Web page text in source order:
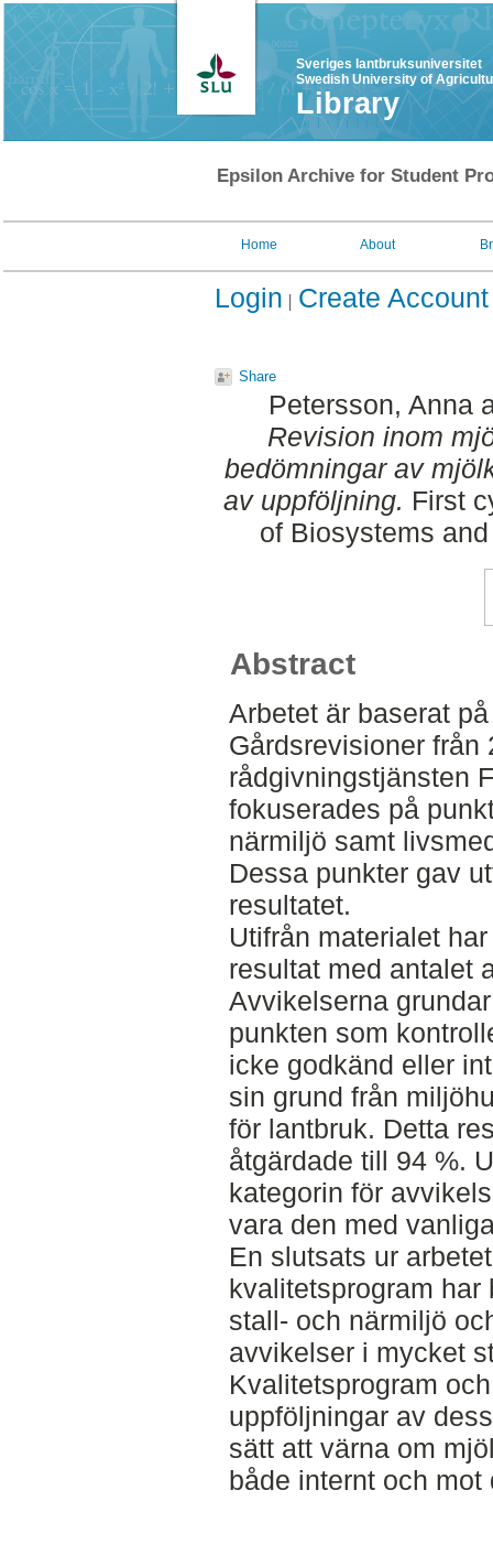
Sveriges lantbruksuniversitet
Swedish University of
Library
Epsilon Archive for Student
Home About
Login Create Account
Share
Petersson, Anna
Revision inom
bedömningar av
av uppföljning. First
of Biosystems
Abstract
Arbetet är baserat
Gårdsrevisioner från
rådgivningstjänsten
fokuserades på
närmiljö samt
Dessa punkter gav
resultatet.
Utifrån materialet
resultat med antalet
Avvikelserna
punkten som
icke godkänd eller
sin grund från
för lantbruk. Detta
åtgärdade till 94 %.
kategorin för
vara den med
En slutsats ur
kvalitetsprogram har
stall- och närmiljö
avvikelser i mycket
Kvalitetsprogram
uppföljningar av
sätt att värna om
både internt och